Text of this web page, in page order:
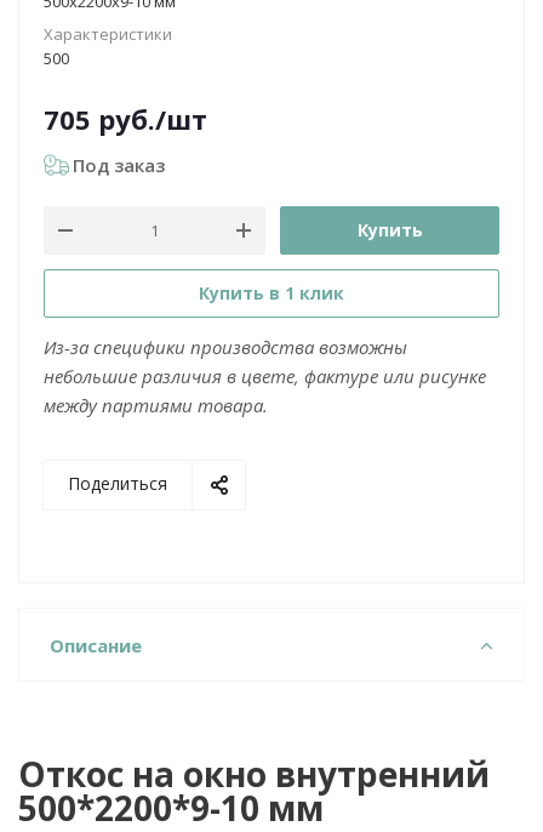
Характеристики
500
705 руб./шт
Под заказ
Купить
Купить в 1 клик
Из-за специфики производства возможны
небольшие различия в цвете, фактуре или рисунке
между партиями товара.
Поделиться
Описание
Откос на окно внутренний
500*2200*9-10 мм